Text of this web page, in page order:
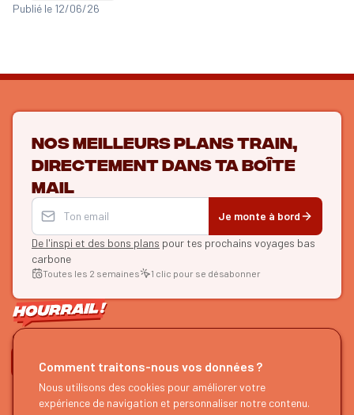
Publié le 12/06/26
Nos meilleurs plans train,
directement dans ta boîte
mail
Je monte à bord
De l'inspi et des bons plans pour tes prochains voyages bas
carbone
Toutes les 2 semaines 1 clic pour se désabonner
ON SE SUIT ?
HOURRAIL !
À propos
EXPLORER
Recherche d'itinéraires
Comment traitons-nous vos données ?
Nous utilisons des cookies pour améliorer votre
expérience de navigation et personnaliser notre contenu.